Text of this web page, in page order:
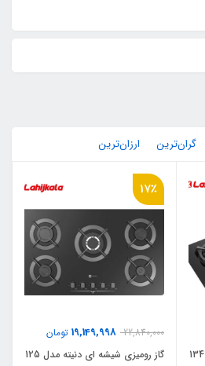
گران‌ترین ارزان‌ترین
گاز رومیزی شیشه ای دنیته مدل 134
17٪
22,840,000
19,149,998 تومان
گاز رومیزی شیشه ای دنیته مدل 125